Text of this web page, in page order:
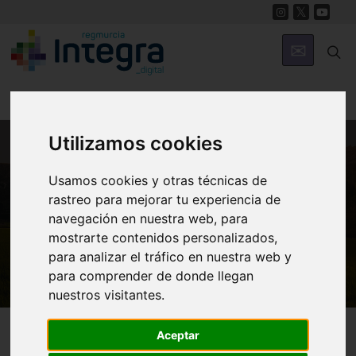
Utilizamos cookies
Usamos cookies y otras técnicas de
rastreo para mejorar tu experiencia de
navegación en nuestra web, para
mostrarte contenidos personalizados,
para analizar el tráfico en nuestra web y
para comprender de donde llegan
nuestros visitantes.
Aceptar
MUNICIPIOS
Totana
Iglesia de la Santa o Santuario de Santa Eulalia de
Mérida
Totana Patrimonio